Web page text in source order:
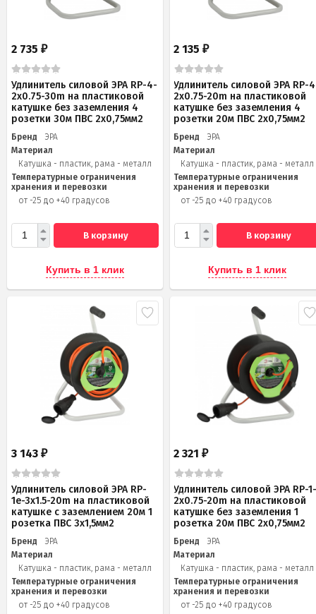
2 735 ₽
Удлинитель силовой ЭРА RP-4-
2x0.75-30m на пластиковой
катушке без заземления 4
розетки 30м ПВС 2х0,75мм2
Бренд
ЭРА
Материал
Катушка - пластик, рама - металл
Температурные ограничения
хранения и перевозки
от -25 до +40 градусов
В корзину
Купить в 1 клик
2 135₽
Удлинитель силовой ЭРА RP-
2x0.75-20m на пластиковой
катушке без заземления 4
розетки 20м ПВС 2х0,75мм2
Бренд
ЭРА
Материал
Катушка - пластик, рама - металл
Температурные ограничения
хранения и перевозки
от -25 до +40 градусов
В корзину
Купить в 1 клик
3 143 ₽
Удлинитель силовой ЭРА RP-
1e-3x1.5-20m на пластиковой
катушке c заземлением 20м 1
розетка ПВС 3х1,5мм2
Бренд
ЭРА
Материал
Катушка - пластик, рама - металл
Температурные ограничения
хранения и перевозки
от -25 до +40 градусов
2 321₽
Удлинитель силовой ЭРА RP-
2x0.75-20m на пластиковой
катушке без заземления 1
розетка 20м ПВС 2х0,75мм2
Бренд
ЭРА
Материал
Катушка - пластик, рама - металл
Температурные ограничения
хранения и перевозки
от -25 до +40 градусов